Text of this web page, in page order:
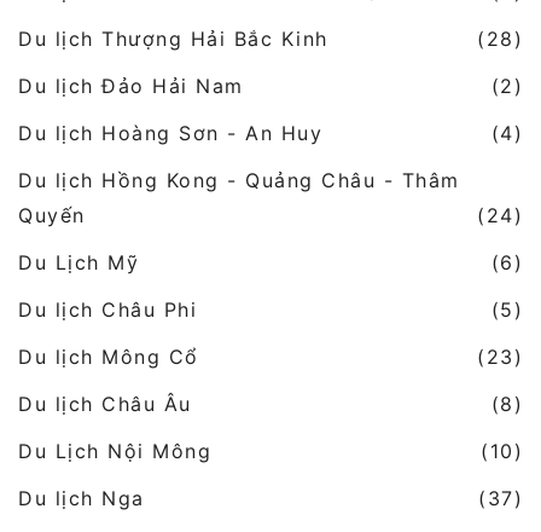
Du lịch Thượng Hải Bắc Kinh
(28)
Du lịch Đảo Hải Nam
(2)
Du lịch Hoàng Sơn - An Huy
(4)
Du lịch Hồng Kong - Quảng Châu - Thâm
Quyến
(24)
Du Lịch Mỹ
(6)
Du lịch Châu Phi
(5)
Du lịch Mông Cổ
(23)
Du lịch Châu Âu
(8)
Du Lịch Nội Mông
(10)
Du lịch Nga
(37)